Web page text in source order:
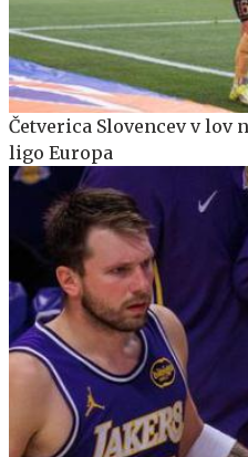
Četverica Slovencev v
ligo Europa